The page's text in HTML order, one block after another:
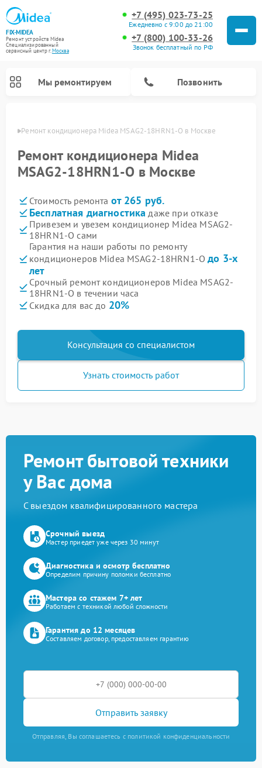
FIX-MIDEA
Ремонт устройств Midea
Специализированный
cервисный центр г.Москва
+7 (495) 023-73-25
Ежедневно с 9:00 до 21:00
+7 (800) 100-33-26
Звонок бесплатный по РФ
Мы ремонтируем Позвонить
Ремонт кондиционера Midea MSAG2-18HRN1-O в Москве
Ремонт кондиционера Midea
MSAG2-18HRN1-O в Москве
Стоимость ремонта от 265 руб.
Бесплатная диагностика даже при отказе
Привезем и увезем кондиционер Midea MSAG2-
18HRN1-O сами
Гарантия на наши работы по ремонту
кондиционеров Midea MSAG2-18HRN1-Oдо 3-х
лет
Срочный ремонт кондиционеров Midea MSAG2-
18HRN1-O в течении часа
Скидка для вас до 20%
Консультация со специалистом
Узнать стоимость работ
Ремонт бытовой техники
у Вас дома
С выездом квалифицированного мастера
Срочный выезд
Мастер приедет уже через 30 минут
Диагностика и осмотр бесплатно
Определим причину поломки бесплатно
Мастера со стажем 7+ лет
Работаем с техникой любой сложности
Гарантия до 12 месяцев
Составляем договор, предоставляем гарантию
Отправить заявку
Отправляя, Вы соглашаетесь с политикой конфиденциальности